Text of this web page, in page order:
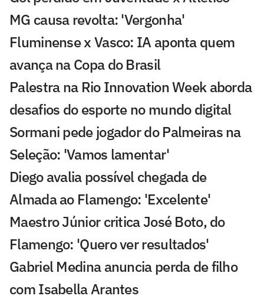
MG causa revolta: 'Vergonha'
Fluminense x Vasco: IA aponta quem
avança na Copa do Brasil
Palestra na Rio Innovation Week aborda
desafios do esporte no mundo digital
Sormani pede jogador do Palmeiras na
Seleção: 'Vamos lamentar'
Diego avalia possível chegada de
Almada ao Flamengo: 'Excelente'
Maestro Júnior critica José Boto, do
Flamengo: 'Quero ver resultados'
Gabriel Medina anuncia perda de filho
com Isabella Arantes